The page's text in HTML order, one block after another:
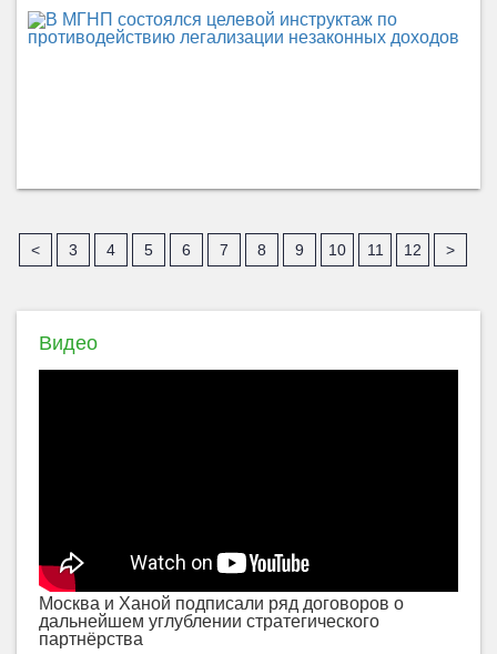
< 3 4 5 6 7 8 9 10 11 12 >
Видео
Москва и Ханой подписали ряд договоров о
дальнейшем углублении стратегического
партнёрства